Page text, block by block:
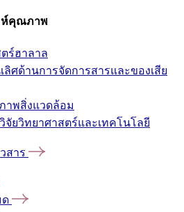
ห์คุณภาพ
ร์ฮาลาล
ลิศด้านการจัดการสารและของเสีย
าพสิ่งแวดล้อม
จัยวิทยาศาสตร์และเทคโนโลยี
สาร
ด